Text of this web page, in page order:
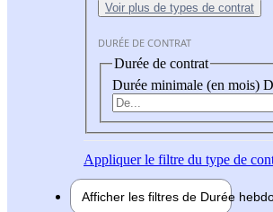
Voir plus de types de contrat
DURÉE DE CONTRAT
Durée de contrat
Durée minimale (en mois)
Appliquerle filtre du type de
Afficher les filtres de Durée